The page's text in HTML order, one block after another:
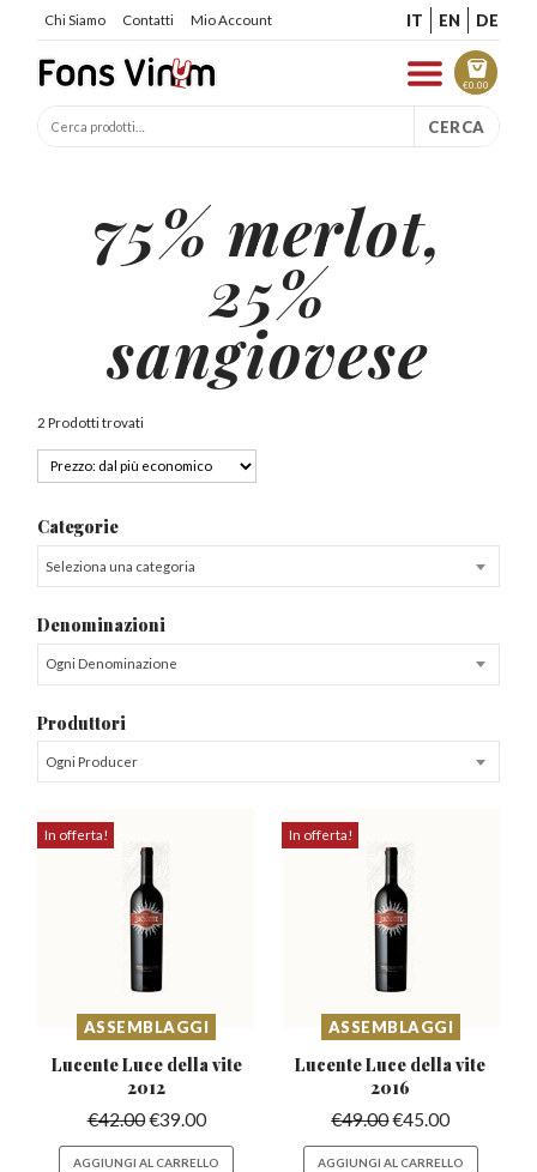
Chi Siamo Contatti Mio Account IT EN DE
€0.00
CERCA
75% merlot,
25%
sangiovese
2 Prodotti trovati
Categorie
Seleziona una categoria
Denominazioni
Ogni Denominazione
Produttori
Ogni Producer
In offerta!
ASSEMBLAGGI
Lucente Luce della vite
2012
€42.00€39.00
AGGIUNGI AL CARRELLO
In offerta!
ASSEMBLAGGI
Lucente Luce dellavite
2016
€49.00€45.00
AGGIUNGI AL CARRELLO